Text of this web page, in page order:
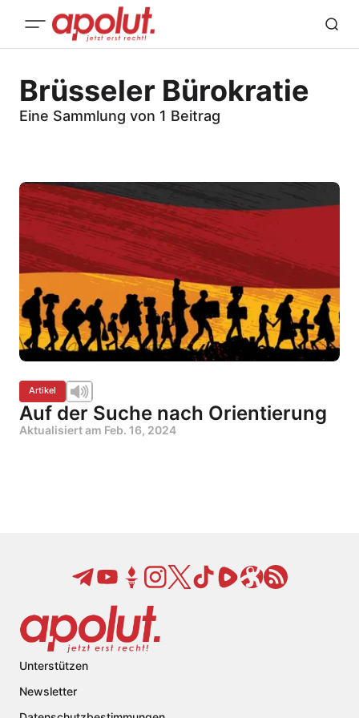
Brüsseler Bürokratie
Eine Sammlung von 1 Beitrag
Artikel
Auf der Suche nach Orientierung
Aktualisiert am Feb. 16, 2024
Unterstützen
Newsletter